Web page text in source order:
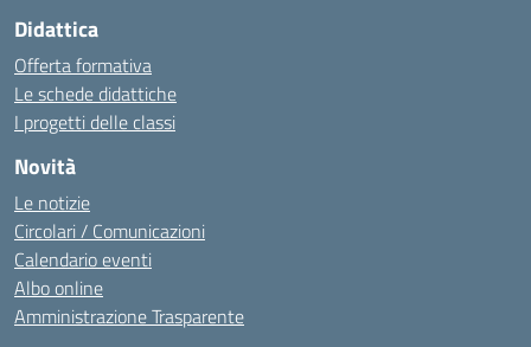
Didattica
Offerta formativa
Le schede didattiche
I progetti delle classi
Novità
Le notizie
Circolari / Comunicazioni
Calendario eventi
Albo online
Amministrazione Trasparente